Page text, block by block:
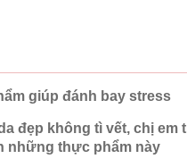
giúp đánh bay stress
đẹp không tì vết, chị em
những thực phẩm này